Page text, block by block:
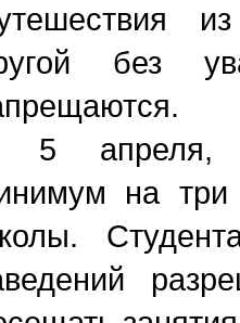
без
5 апреля,
на три